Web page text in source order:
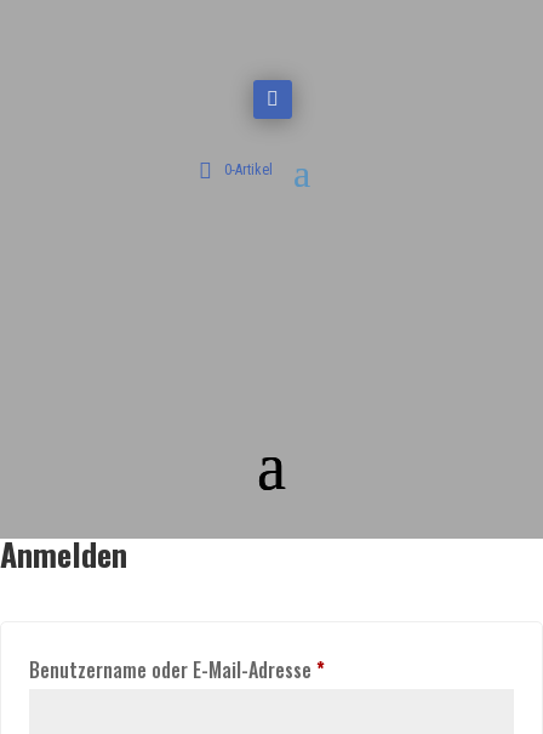
0-Artikel
Anmelden
Benutzername oder E-Mail-Adresse *Erforderlich